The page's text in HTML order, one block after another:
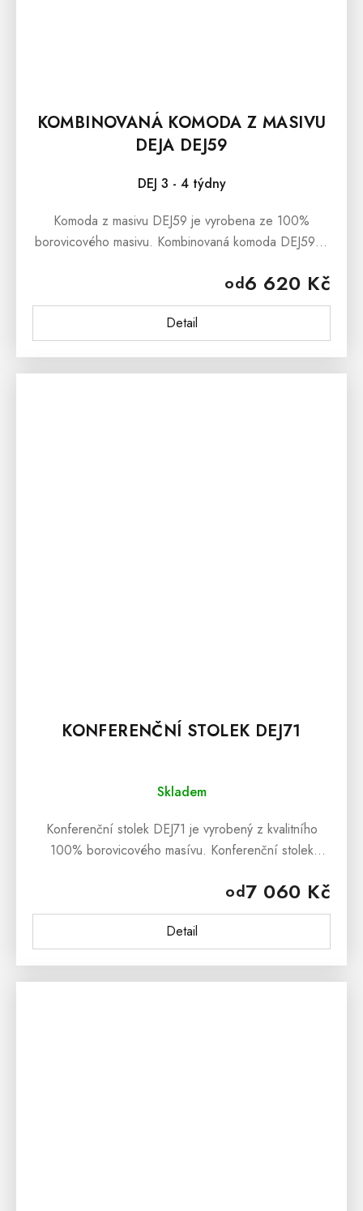
KOMBINOVANÁ KOMODA Z MASIVU
DEJA DEJ59
DEJ 3 - 4 týdny
od6 620 Kč
Detail
Komoda z masivu DEJ59 je vyrobena ze 100%
borovicového masivu. Kombinovaná komoda DEJ59 je
zabraňuje jemným škrábancům. Komoda DEJ59...
KONFERENČNÍ STOLEK DEJ71
Skladem
od7 060 Kč
Detail
Konferenční stolek DEJ71 je vyrobený z kvalitního
100% borovicového masívu. Konferenční stolek
zabraňuje jemným škrábancům....